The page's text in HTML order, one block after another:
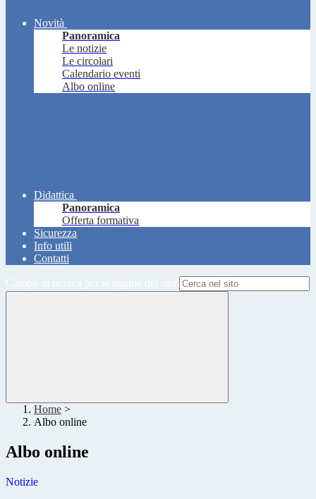
Novità
Panoramica
Le notizie
Le circolari
Calendario eventi
Albo online
Didattica
Panoramica
Offerta formativa
Sicurezza
Info utili
Contatti
Home >
Albo online
Albo online
Notizie